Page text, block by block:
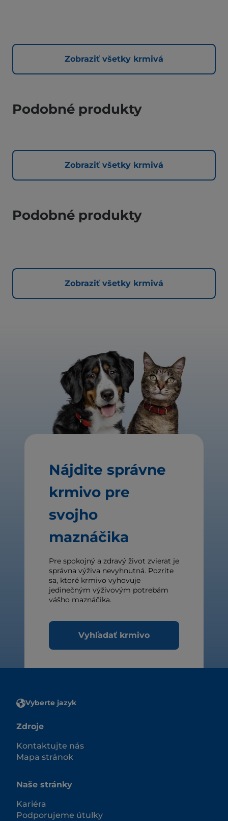
Zobraziť všetky krmivá
Podobné produkty
Zobraziť všetky krmivá
Podobné produkty
Zobraziť všetky krmivá
Nájdite správne
krmivo pre
svojho
maznáčika
Pre spokojný a zdravý život zvierat je
správna výživa nevyhnutná. Pozrite
sa, ktoré krmivo vyhovuje
jedinečným výživovým potrebám
vášho maznáčika.
Vyhľadať krmivo
Vyberte jazyk
Zdroje
Kontaktujte nás
Mapa stránok
Naše stránky
Kariéra
Podporujeme útulky